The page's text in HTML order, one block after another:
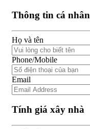
Thông tin cá nhân
Họ và tên
Phone/Mobile
Email
Tính giá xây nhà